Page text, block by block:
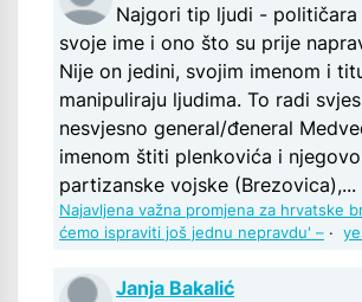
Najgori tip ljudi - političara
svoje ime i ono što su prije
Nije on jedini, svojim imenom i
manipuliraju ljudima. To radi
nesvjesno general/đeneral
imenom štiti plenkovića i
partizanske vojske (Brezovica),...
Najavljena važna promjena za hrvatske
ćemo ispraviti još jednu nepravdu' – ·
Janja Bakalić